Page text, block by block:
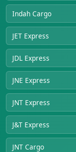
Indah Cargo
JET Express
JDL Express
JNE Express
JNT Express
J&T Express
JNT Cargo